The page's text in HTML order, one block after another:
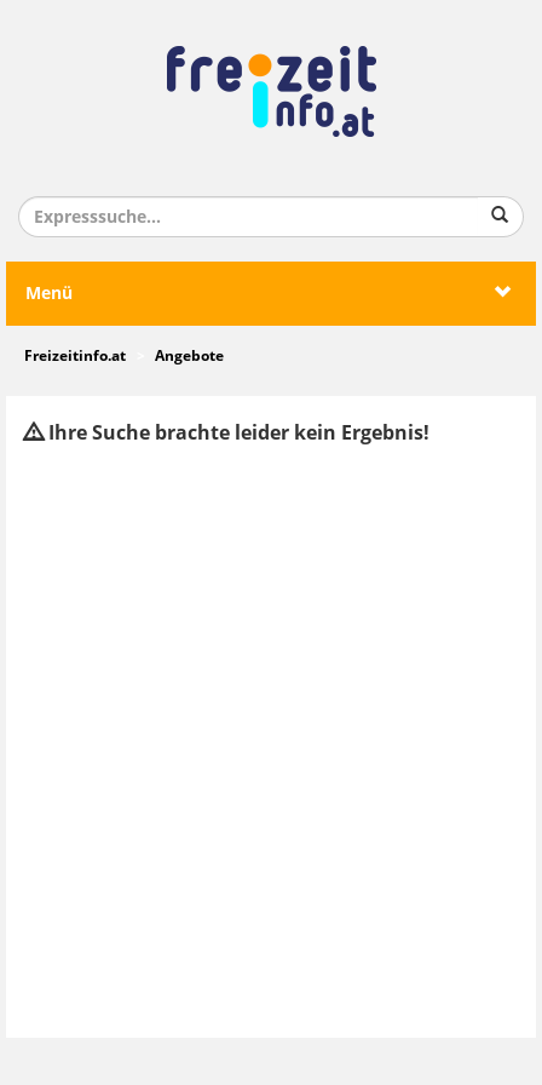
Menü
Freizeitinfo.at Angebote
Ihre Suche brachte leider kein Ergebnis!